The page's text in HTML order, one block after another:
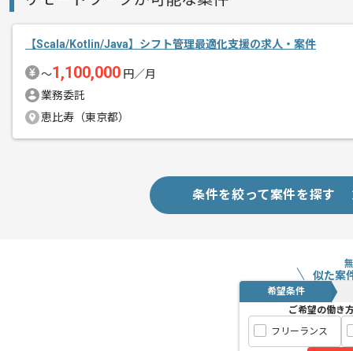
【Scala/Kotlin/Java】シフト管理最適化支援の求人・案件
〜1,100,000 円／月
業務委託
恵比寿（東京都）
条件を絞って案件を探す
似た案
希望条件
ご希望の働き
フリーランス